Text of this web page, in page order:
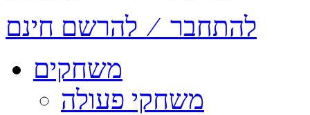
להתחבר ⁄ להרשם חינם
משחקים
משחקי פעולה